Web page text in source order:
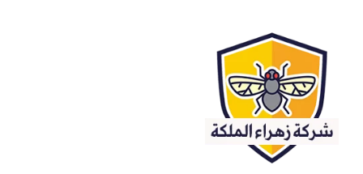
content
افضل شركات مكافحة الحشرات في ابوظبي , مصفح